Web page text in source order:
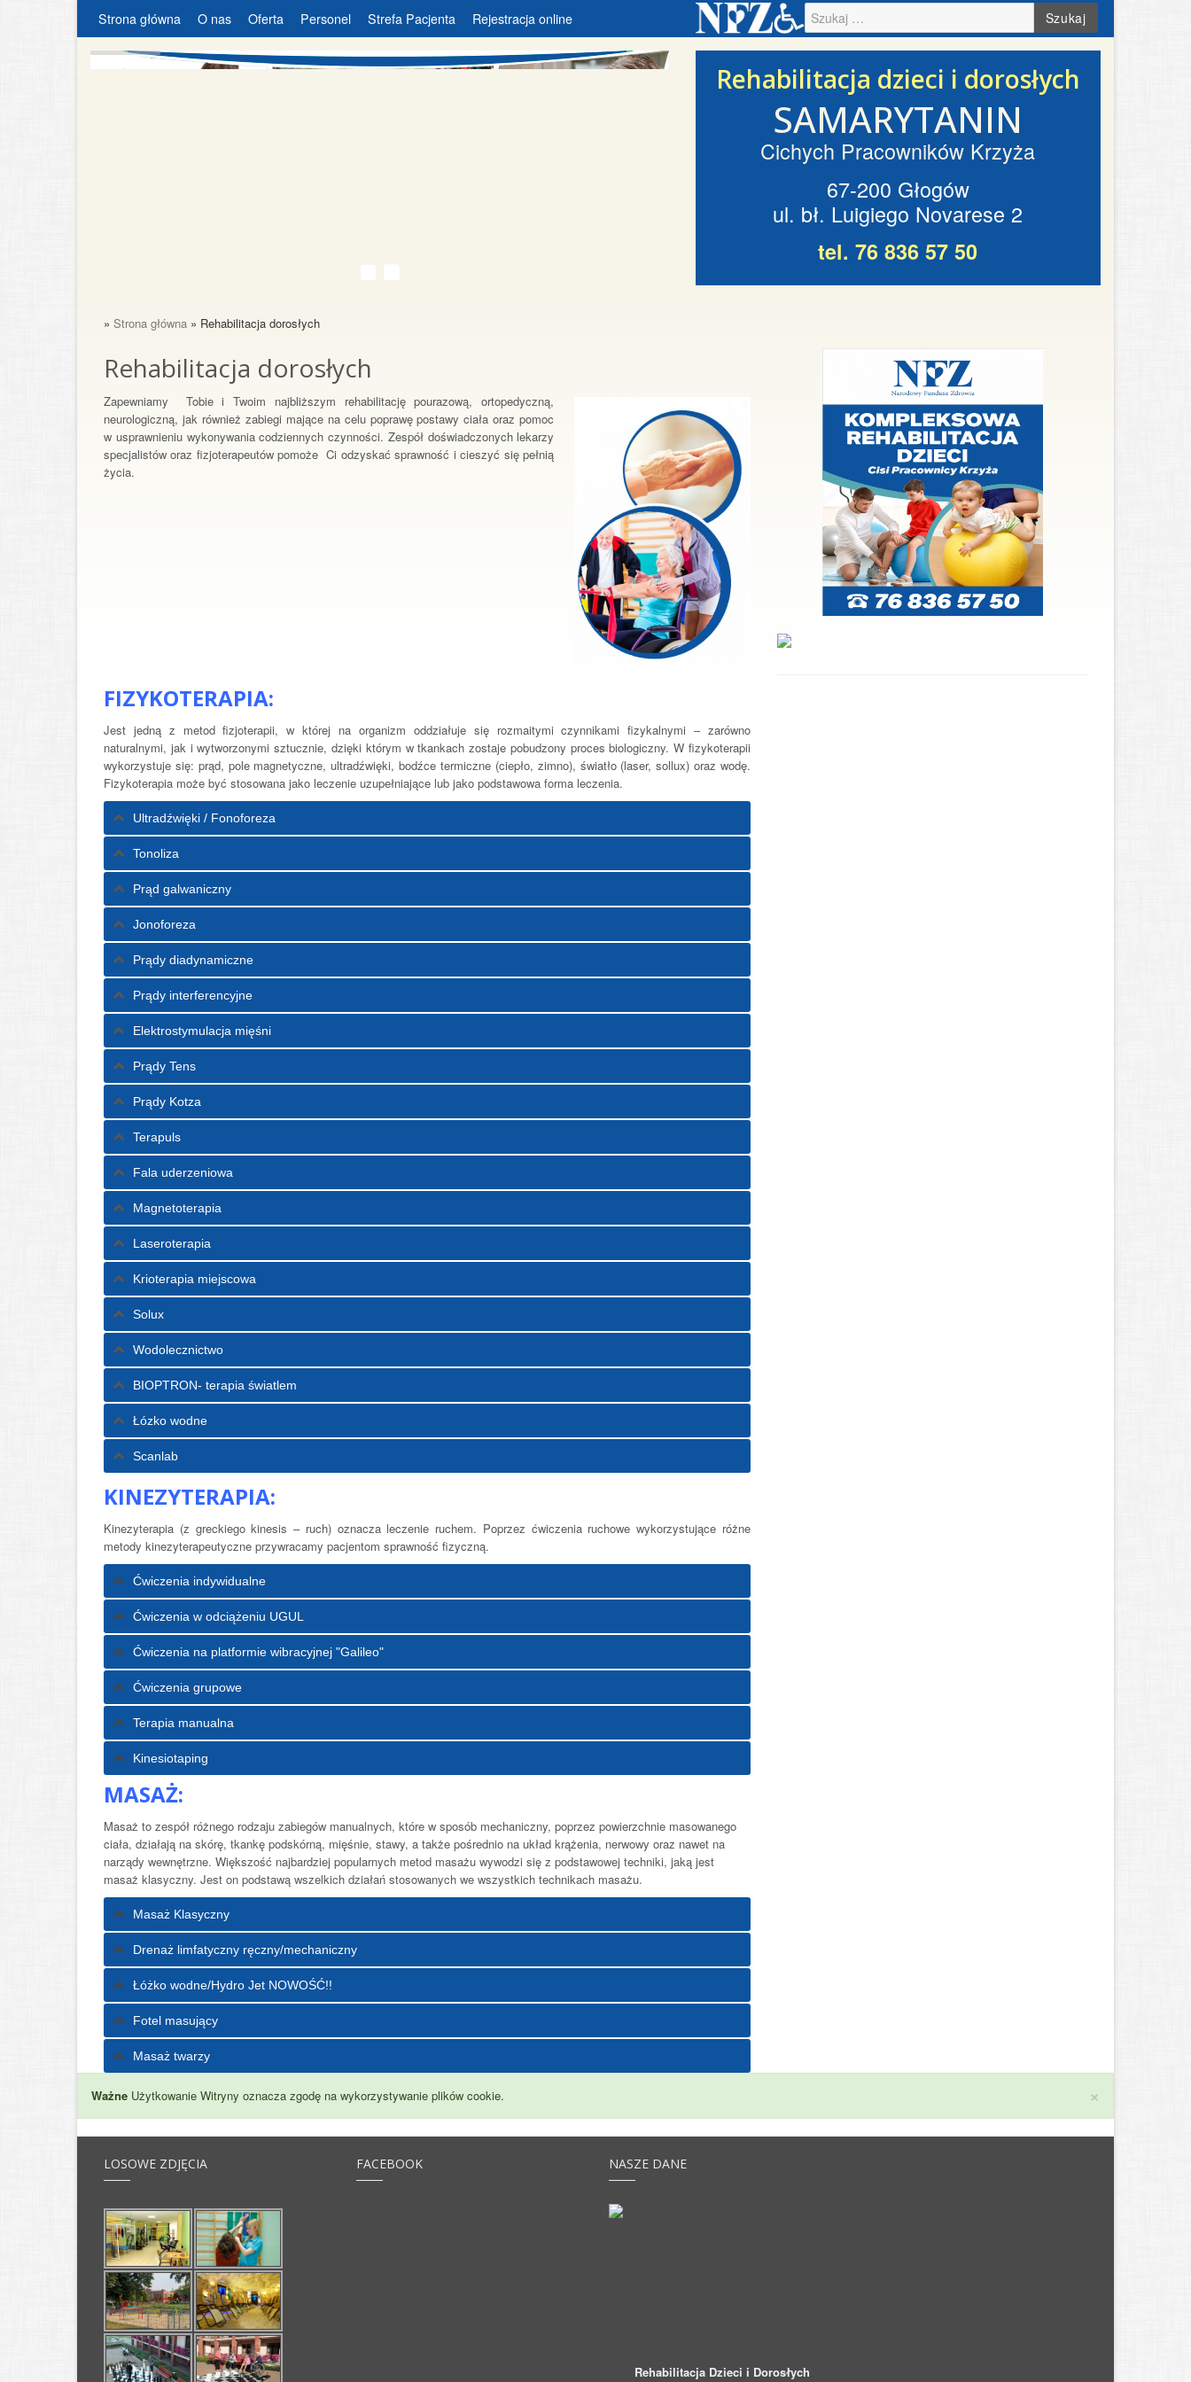
Strona główna O nas Oferta Personel Strefa Pacjenta Rejestracja online Szukaj
Rehabilitacja dzieci i dorosłych
SAMARYTANIN
Cichych Pracowników Krzyża
67-200 Głogów
ul. bł. Luigiego Novarese 2
tel. 76 836 57 50
» Strona główna » Rehabilitacja dorosłych
Rehabilitacja dorosłych
Zapewniamy Tobie i Twoim najbliższym rehabilitację pourazową, ortopedyczną,
neurologiczną, jak również zabiegi mające na celu poprawę postawy ciała oraz pomoc
w usprawnieniu wykonywania codziennych czynności. Zespół doświadczonych lekarzy
specjalistów oraz fizjoterapeutów pomoże Ci odzyskać sprawność i cieszyć się pełnią
życia.
FIZYKOTERAPIA:
Jest jedną z metod fizjoterapii, w której na organizm oddziałuje się rozmaitymi czynnikami fizykalnymi – zarówno
naturalnymi, jak i wytworzonymi sztucznie, dzięki którym w tkankach zostaje pobudzony proces biologiczny. W fizykoterapii
wykorzystuje się: prąd, pole magnetyczne, ultradźwięki, bodźce termiczne (ciepło, zimno), światło (laser, sollux) oraz wodę.
Fizykoterapia może być stosowana jako leczenie uzupełniające lub jako podstawowa forma leczenia.
Ultradźwięki / Fonoforeza
Tonoliza
Prąd galwaniczny
Jonoforeza
Prądy diadynamiczne
Prądy interferencyjne
Elektrostymulacja mięśni
Prądy Tens
Prądy Kotza
Terapuls
Fala uderzeniowa
Magnetoterapia
Laseroterapia
Krioterapia miejscowa
Solux
Wodolecznictwo
BIOPTRON- terapia światlem
Łózko wodne
Scanlab
KINEZYTERAPIA:
Kinezyterapia (z greckiego kinesis – ruch) oznacza leczenie ruchem. Poprzez ćwiczenia ruchowe wykorzystujące różne
metody kinezyterapeutyczne przywracamy pacjentom sprawność fizyczną.
Ćwiczenia indywidualne
Ćwiczenia w odciążeniu UGUL
Ćwiczenia na platformie wibracyjnej "Galileo"
Ćwiczenia grupowe
Terapia manualna
Kinesiotaping
MASAŻ:
Masaż to zespół różnego rodzaju zabiegów manualnych, które w sposób mechaniczny, poprzez powierzchnie masowanego
ciała, działają na skórę, tkankę podskórną, mięśnie, stawy, a także pośrednio na układ krążenia, nerwowy oraz nawet na
narządy wewnętrzne. Większość najbardziej popularnych metod masażu wywodzi się z podstawowej techniki, jaką jest
masaż klasyczny. Jest on podstawą wszelkich działań stosowanych we wszystkich technikach masażu.
Masaż Klasyczny
Drenaż limfatyczny ręczny/mechaniczny
Łóżko wodne/Hydro Jet NOWOŚĆ!!
Fotel masujący
Masaż twarzy
×
Ważne Użytkowanie Witryny oznacza zgodę na wykorzystywanie plików cookie.
LOSOWE ZDJĘCIA FACEBOOK NASZE DANE
Rehabilitacja Dzieci i Dorosłych